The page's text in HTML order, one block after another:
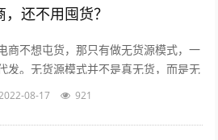
还不用囤货？
商不想屯货，那只有做无货源模式，一
发。无货源模式并不是真无货，而是无
己屯货。到货源网去采集，用一件代发
08-17 921